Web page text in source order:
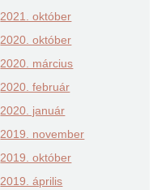
2021. október
2020. október
2020. március
2020. február
2020. január
2019. november
2019. október
2019. április